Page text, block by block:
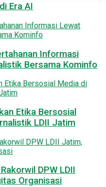
Era AI
Informasi
Bersama Kominfo
Etika Bersosial
LDII Jatim
DPW LDII
Organisasi